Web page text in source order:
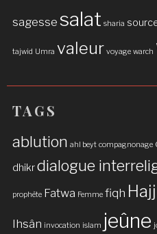
sagesse salat sharia
tajwid Umra valeur voyage warch
TAGS
ablution ahl beyt compagnonage
dhikrdialogue
prophète Fatwa Femme fiqh Hajj
Ihsân invocation islam jeûne